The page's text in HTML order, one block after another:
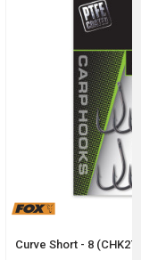
Curve Short - 8